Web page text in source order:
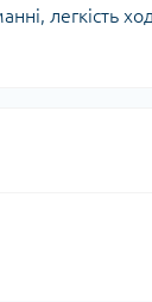
легкість